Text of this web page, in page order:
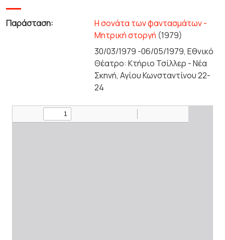
Παράσταση:
Η σονάτα των φαντασμάτων -
Μητρική στοργή (1979)
30/03/1979 -06/05/1979, Εθνικό
Θέατρο: Κτήριο Τσίλλερ - Νέα
Σκηνή, Αγίου Κωνσταντίνου 22-
24